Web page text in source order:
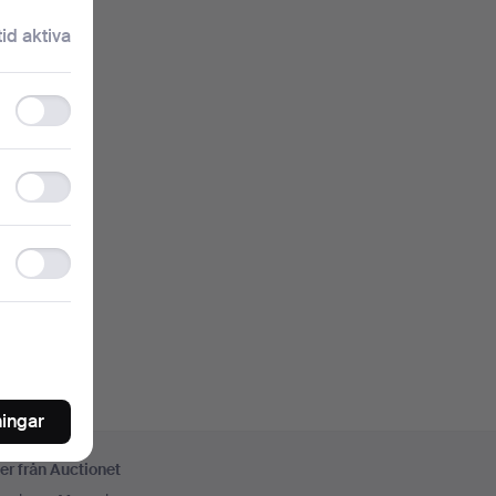
från Auctionet
aktiva
Functionality
storage
Statistics
storage
Ad
storage